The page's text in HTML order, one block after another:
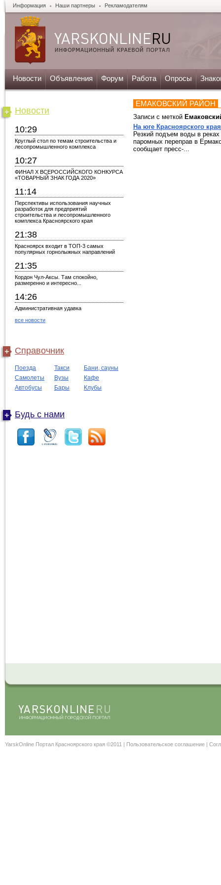
Информация Наши партнеры Рекламодателям
Новости Объявления Форум Работа Опросы
Новости
10:29
Круглый стол по темам строительства и
лесопромышленного комплекса
10:27
ФИНАЛ X ВСЕРОССИЙСКОГО КОНКУРСА
«ТОВАРНЫЙ ЗНАК ГОДА 2020»
11:14
Перспективы использования научных
разработок для предприятий
строительства и лесопромышленного
комплекса Красноярского края
21:38
Красноярск входит в ТОП-3 самых
популярных горнолыжных направлений
21:35
Кордон Чул-Аксы. Там спокойно,
размеренно и интересно...
14:26
Административная удавка
все новости
Справочник
Поезда Такси
Бани, сауны
Самолеты
Вузы
Кафе
Автобусы
Бары Клубы
Будь с нами
ЕМАКОВСКИЙ РАЙОН
Записи с меткой
На юге Красноярского
Резкий подъем воды в
паромных переправ в
сообщает пресс-...
YarskOnline Портал Красноярского края ©2011 | Пользовательское соглашение |